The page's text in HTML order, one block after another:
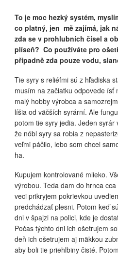
To je moc hezký systém,
co platný, jen mě zajímá, jak
zda se v prohlubních čísel a
plíseň? Co používáte pro
případně zda pouze vodu,
Tie syry s reliéfmi sú z hľadiska
musím na začiatku odpovede ísť
malý hobby výrobca a
líšia od väčších syrární. Ale
potom tie syry jedia. Jeden syrár
že nóbl syry sa robia z
veľmi páčilo, lebo som chcel
ha.
Kupujem kontrolované mlieko.
výrobou. Teda dam do hrnca
veci prikryjem pokrievkou
predchádzať plesni. Potom keď
dni v špajzi na polici, kde je
Počas týchto dni ich ošetrujem
deň ich ošetrujem aj mäkkou
aby boli tie priehlbiny čisté.